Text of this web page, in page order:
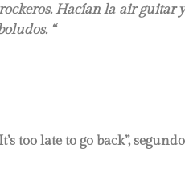
Hacían la air guitar y
“
too late to go back”, segundo